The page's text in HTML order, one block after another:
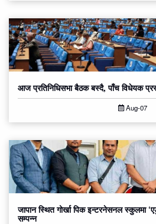
आज प्रतिनिधिसभा बैठक बस्दै, पाँच विधेयक
Aug-07
जापान स्थित गोर्खा पिक इन्टरनेसनल स्कुलमा
सम्पन्न